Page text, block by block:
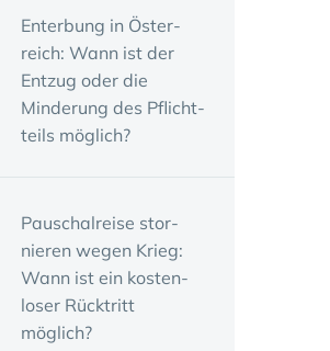
Enter­bung in Öster­
reich: Wann ist der
Entzug oder die
Minde­rung des Pflicht­
teils möglich?
Pauschal­reise stor­
nieren wegen Krieg:
Wann ist ein kosten­
loser Rück­tritt
möglich?